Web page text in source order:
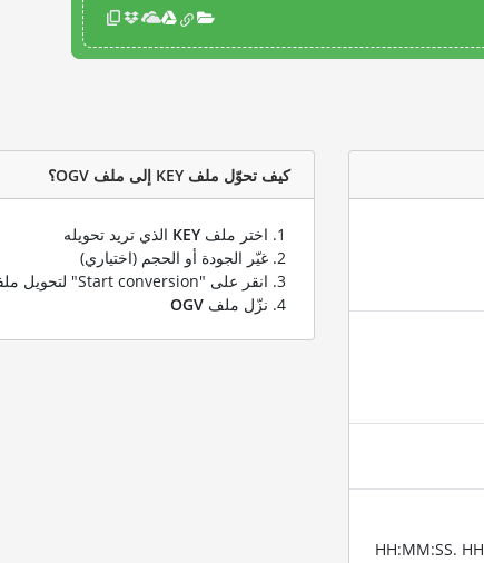
أدخِل الطوابع الزمنية للمقاطع التي تريد قص الفيديو عندها. الصيغة هي HH:MM:SS. HH
كيف تحوّل ملف KEY إلى ملف OGV؟
اختر ملف KEY الذي تريد تحويله
غيّر الجودة أو الحجم (اختياري)
انقر على "Start conversion" لتحويل ملفك من
نزّل ملف OGV